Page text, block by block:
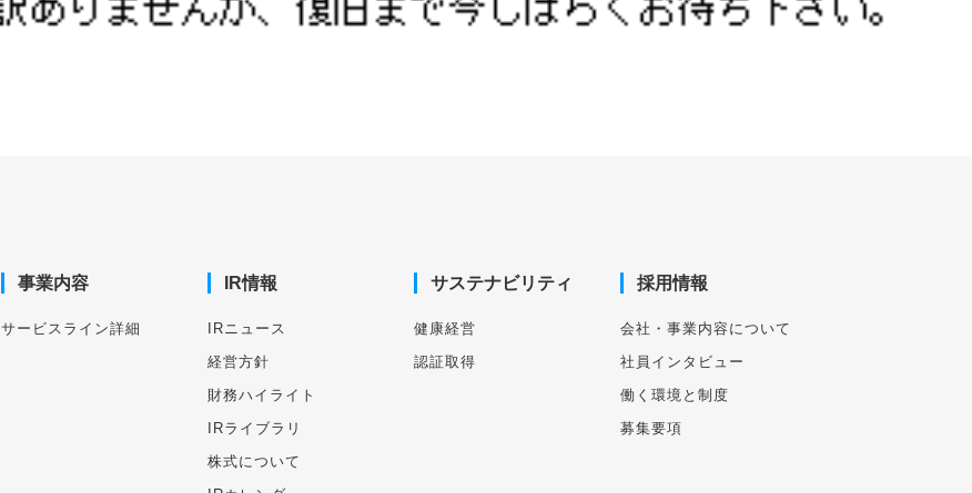
事業内容
サービスライン詳細
IR情報
IRニュース
経営方針
財務ハイライト
IRライブラリ
株式について
サステナビリティ
健康経営
認証取得
採用情報
会社・事業内容について
社員インタビュー
働く環境と制度
募集要項